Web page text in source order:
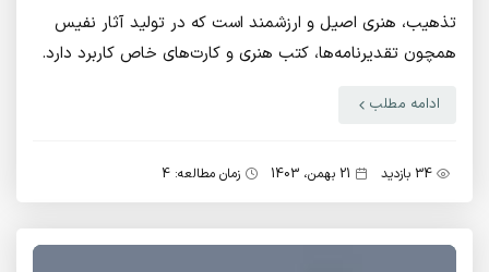
تذهیب، هنری اصیل و ارزشمند است که در تولید آثار نفیس
همچون تقدیرنامه‌ها، کتب هنری و کارت‌های خاص کاربرد دارد.
متعددی را طی می‌کند که هرکدام در کیفیت نهایی اثر تأثیر
ادامه مطلب
34 بازدید 21 بهمن، 1403 زمان مطالعه: 4